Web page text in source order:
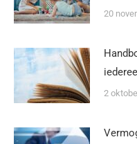
20
2